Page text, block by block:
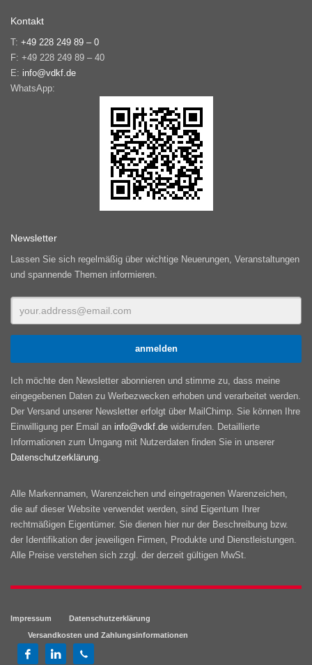
Kontakt
T: +49 228 249 89 – 0
F: +49 228 249 89 – 40
E: info@vdkf.de
WhatsApp:
Newsletter
Lassen Sie sich regelmäßig über wichtige Neuerungen, Veranstaltungen
und spannende Themen informieren.
Ich möchte den Newsletter abonnieren und stimme zu, dass meine
eingegebenen Daten zu Werbezwecken erhoben und verarbeitet werden.
Der Versand unserer Newsletter erfolgt über MailChimp. Sie können Ihre
Einwilligung per Email an info@vdkf.de widerrufen. Detaillierte
Informationen zum Umgang mit Nutzerdaten finden Sie in unserer
Datenschutzerklärung
Alle Markennamen, Warenzeichen und eingetragenen Warenzeichen,
die auf dieser Website verwendet werden, sind Eigentum Ihrer
rechtmäßigen Eigentümer. Sie dienen hier nur der Beschreibung bzw.
der Identifikation der jeweiligen Firmen, Produkte und Dienstleistungen.
Alle Preise verstehen sich zzgl. der derzeit gültigen MwSt.
Impressum
Datenschutzerklärung
Versandkosten und Zahlungsinformationen